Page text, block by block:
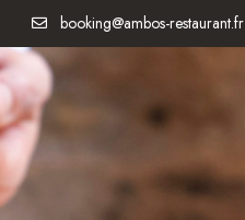
booking@ambos-restaurant.fr